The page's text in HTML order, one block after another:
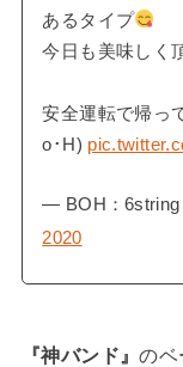
あるタイプ
今日も美味しく
安全運転で帰っ
o･H)
— BOH：6string
2020
『神バンド』のベ